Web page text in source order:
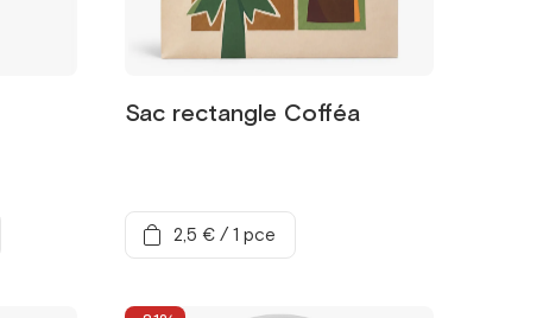
Sac rectangle Cofféa
2,5 € /1 pce